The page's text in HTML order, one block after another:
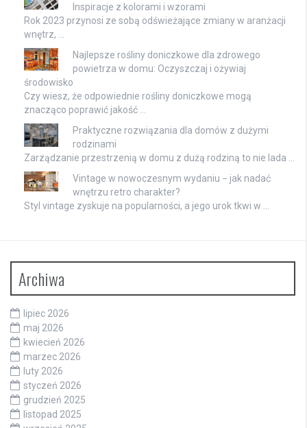
Inspiracje z kolorami i wzorami
Rok 2023 przynosi ze sobą odświeżające zmiany w aranżacji
wnętrz, …
Najlepsze rośliny doniczkowe dla zdrowego
powietrza w domu: Oczyszczaj i ożywiaj
środowisko
Czy wiesz, że odpowiednie rośliny doniczkowe mogą
znacząco poprawić jakość …
Praktyczne rozwiązania dla domów z dużymi
rodzinami
Zarządzanie przestrzenią w domu z dużą rodziną to nie lada …
Vintage w nowoczesnym wydaniu − jak nadać
wnętrzu retro charakter?
Styl vintage zyskuje na popularności, a jego urok tkwi w …
Archiwa
lipiec 2026
maj 2026
kwiecień 2026
marzec 2026
luty 2026
styczeń 2026
grudzień 2025
listopad 2025